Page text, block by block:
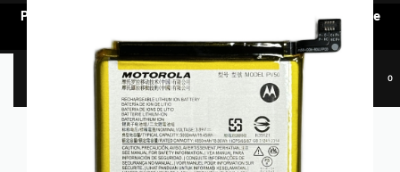
Pentru a vedea oferta de prețuri preferențiale, e nevoie să te
AUTENTIFICI.
0